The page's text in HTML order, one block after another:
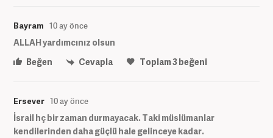
Bayram 10 ay önce
ALLAH yardımcınız olsun
Beğen
Cevapla Toplam3beğeni
Ersever 10 ay önce
İsrail hç bir zaman durmayacak. Taki müslümanlar
kendilerinden daha güçlü hale gelinceye kadar.